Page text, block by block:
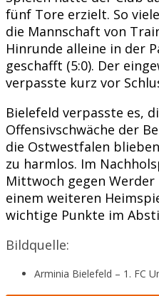
fünf Tore erzielt. So
die Mannschaft von
Hinrunde alleine in der
geschafft (5:0). Der
verpasste kurz vor
Bielefeld verpasste es,
Offensivschwäche der
die Ostwestfalen
zu harmlos. Im
Mittwoch gegen
einem weiteren
wichtige Punkte im
Bildquelle:
Arminia Bielefeld – 1. FC